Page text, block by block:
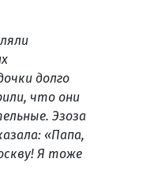
долго
что они
Эзоза
«Папа,
Я тоже